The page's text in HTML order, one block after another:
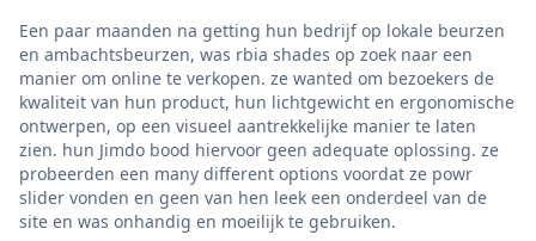
Een paar maanden na getting hun bedrijf op lokale beurzen
en ambachtsbeurzen, was rbia shades op zoek naar een
manier om online te verkopen. ze wanted om bezoekers de
kwaliteit van hun product, hun lichtgewicht en ergonomische
ontwerpen, op een visueel aantrekkelijke manier te laten
zien. hun Jimdo bood hiervoor geen adequate oplossing. ze
probeerden een many different options voordat ze powr
slider vonden en geen van hen leek een onderdeel van de
site en was onhandig en moeilijk te gebruiken.